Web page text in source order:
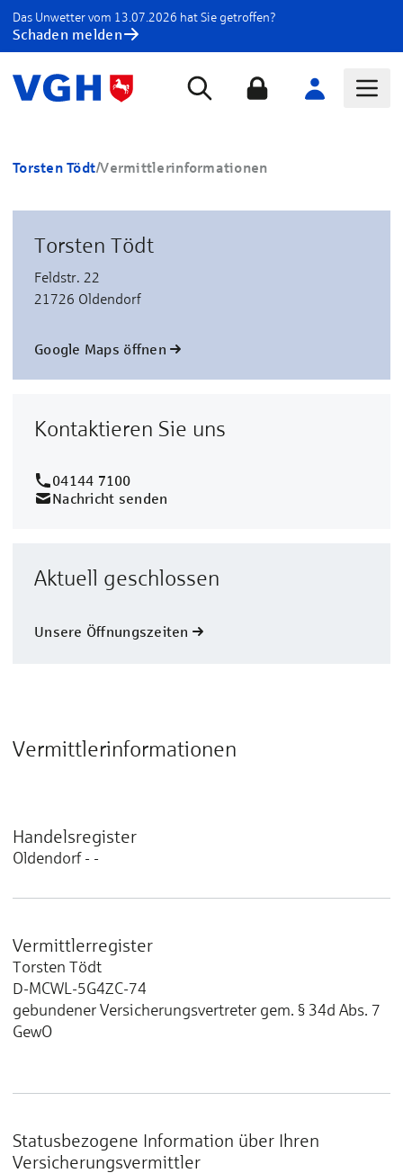
Das Unwetter vom 13.07.2026 hat Sie getroffen?
Schaden melden
Torsten Tödt/Vermittlerinformationen
Torsten Tödt
Feldstr. 22
21726 Oldendorf
Google Maps öffnen
Kontaktieren Sie uns
04144 7100
Nachricht senden
Aktuell geschlossen
Unsere Öffnungszeiten
Vermittlerinformationen
Handelsregister
Oldendorf - -
Vermittlerregister
Torsten Tödt
D-MCWL-5G4ZC-74
gebundener Versicherungsvertreter gem. § 34d Abs. 7
GewO
Statusbezogene Information über Ihren
Versicherungsvermittler